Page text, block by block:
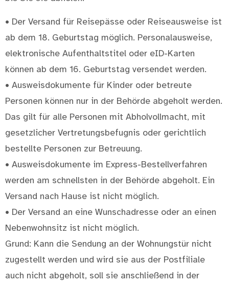
• Der Versand für Reisepässe oder Reiseausweise ist
ab dem 18. Geburtstag möglich. Personalausweise,
elektronische Aufenthaltstitel oder eID-Karten
können ab dem 16. Geburtstag versendet werden.
• Ausweisdokumente für Kinder oder betreute
Personen können nur in der Behörde abgeholt werden.
Das gilt für alle Personen mit Abholvollmacht, mit
gesetzlicher Vertretungsbefugnis oder gerichtlich
bestellte Personen zur Betreuung.
• Ausweisdokumente im Express-Bestellverfahren
werden am schnellsten in der Behörde abgeholt. Ein
Versand nach Hause ist nicht möglich.
• Der Versand an eine Wunschadresse oder an einen
Nebenwohnsitz ist nicht möglich.
Grund: Kann die Sendung an der Wohnungstür nicht
zugestellt werden und wird sie aus der Postfiliale
auch nicht abgeholt, soll sie anschließend in der